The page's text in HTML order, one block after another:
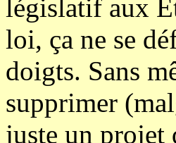
législatif aux
loi, ça ne se
doigts. Sans
supprimer
juste un projet